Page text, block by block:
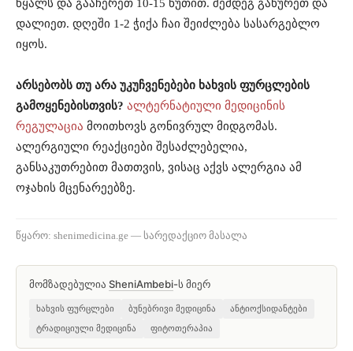
წყალს და გააჩერეთ 10-15 წუთით. შემდეგ გაწურეთ და
დალიეთ. დღეში 1-2 ჭიქა ჩაი შეიძლება სასარგებლო
იყოს.
არსებობს თუ არა უკუჩვენებები ხახვის ფურცლების
გამოყენებისთვის? ალტერნატიული მედიცინის
რეგულაცია მოითხოვს გონივრულ მიდგომას.
ალერგიული რეაქციები შესაძლებელია,
განსაკუთრებით მათთვის, ვისაც აქვს ალერგია ამ
ოჯახის მცენარეებზე.
წყარო: shenimedicina.ge — სარედაქციო მასალა
მომზადებულია SheniAmbebi-ს მიერ
ხახვის ფურცლები ბუნებრივი მედიცინა
ანტიოქსიდანტები
ტრადიციული მედიცინა
ფიტოთერაპია